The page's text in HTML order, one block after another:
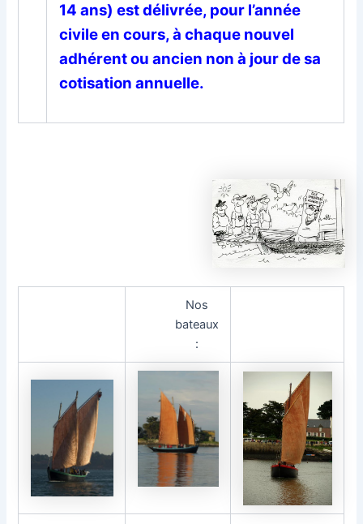
14 ans) est délivrée, pour l’année
civile en cours, à chaque nouvel
adhérent ou ancien non à jour de sa
cotisation annuelle.
Nos
bateaux
: